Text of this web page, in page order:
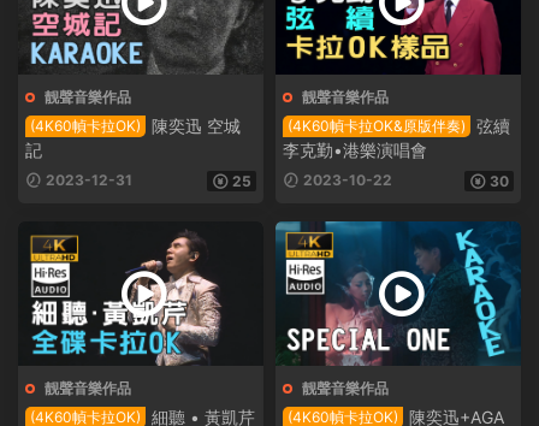
靓聲音樂作品
(4K60幀卡拉OK)
陳奕迅 空城
記
2023-12-31 25
靓聲音樂作品
(4K60幀卡拉OK&原版伴奏)
弦續
李克勤•港樂演唱會
2023-10-22 30
靓聲音樂作品
(4K60幀卡拉OK)
細聽 • 黃凱芹
靓聲音樂作品
(4K60幀卡拉OK)
陳奕迅+AGA